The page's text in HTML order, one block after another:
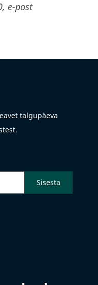
e-post
talgupäeva